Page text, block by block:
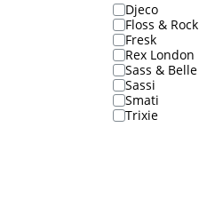
Djeco
Floss & Rock
Fresk
Rex London
Sass & Belle
Sassi
Smati
Trixie